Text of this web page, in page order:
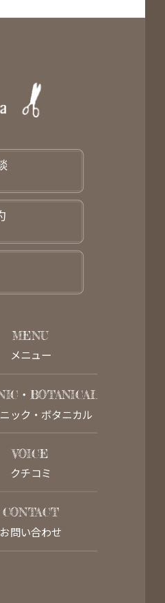
MENU
メニュー
・BOTANICAL
ック・ボタニカル
VOICE
クチコミ
CONTACT
お問い合わせ